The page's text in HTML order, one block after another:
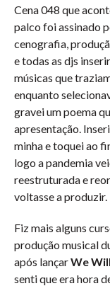
Cena 048 que
palco foi assinado
cenografia,
e todas as djs
músicas que
enquanto
gravei um poema
apresentação.
minha e toquei ao
logo a pandemia
reestruturada e
voltasse a produzir.
Fiz mais alguns
produção musical
após lançarWe
senti que era hora